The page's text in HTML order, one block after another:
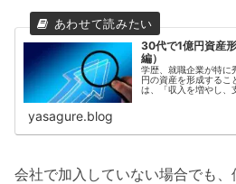
30代で1億円資産
編）
学歴、就職企業が特に
円の資産を形成するこ
は、「収入を増やし、
yasagure.blog
会社で加入していない場合でも